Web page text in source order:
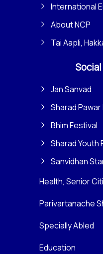
International
About NCP
Tai Aapli,
Jan Sanvad
Sharad
Bhim Festival
Sharad Youth
Sanvidhan
Health, Senior
Parivartanache
Specially Abled
Education